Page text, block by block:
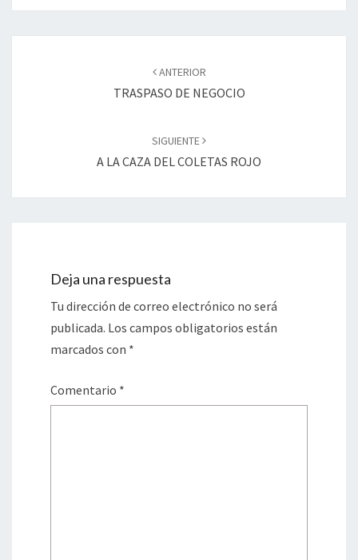
ANTERIOR
TRASPASO DE NEGOCIO
SIGUIENTE
A LA CAZA DEL COLETAS ROJO
Deja una respuesta
Tu dirección de correo electrónico no será
publicada. Los campos obligatorios están
marcados con *
Comentario *